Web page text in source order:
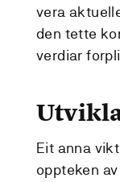
vera
den tette
verdiar
Eit anna
oppteken